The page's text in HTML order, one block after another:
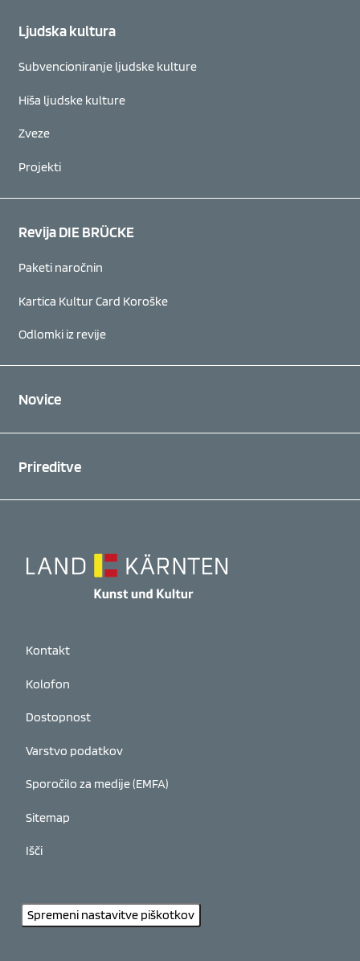
Ljudska kultura
Subvencioniranje ljudske kulture
Hiša ljudske kulture
Zveze
Projekti
Revija DIE BRÜCKE
Paketi naročnin
Kartica Kultur Card Koroške
Odlomki iz revije
Novice
Prireditve
Kontakt
Kolofon
Dostopnost
Varstvo podatkov
Sporočilo za medije (EMFA)
Sitemap
Išči
Spremeni nastavitve piškotkov